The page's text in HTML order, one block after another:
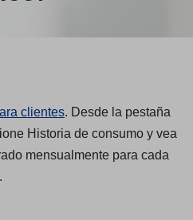
clientes. Desde la pestaña
Historia de consumo y vea
mensualmente para cada